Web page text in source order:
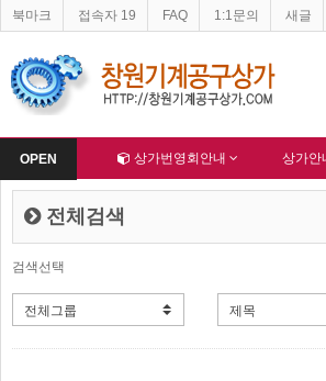
OPEN
북마크 접속자 19 FAQ 1:1문의 새글
이버 등록완료 - 알림 한국종합산업(주) 회원님
Home 상가번영회안내 상가안
전체검색
검색선택